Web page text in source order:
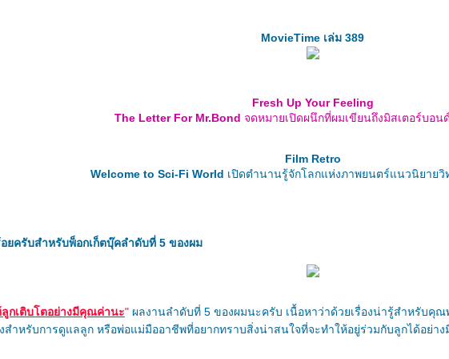
MovieTime เล่ม 389
Fresh Up Your Feeling
The Letter For Mr.Bond จดหมายเปิดผนึกที่ผมเขียนถึงมิสเตอร์บอน
Film Retro
Welcome to Sci-Fi World เปิดตำนานรู้จักโลกแห่งภาพยนตร์แนวนิยาย
อยครับสำหรับพ็อกเก็ตบุ๊คลำดับที่ 5 ของผม
กเติบโตอย่างมีคุณค่านะ" ผลงานลำดับที่ 5 ของผมนะครับ เนื้อหาว่าด้วยเรื่องน่ารู้สำหรับ
สำหรับการดูแลลูก หรือพ่อแม่มืออาชีพที่อยากทราบสิ่งน่าสนใจที่จะทำให้อยู่ร่วมกับลูกได้อย่